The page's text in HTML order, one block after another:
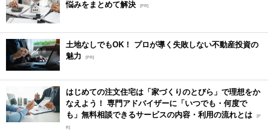
悩みをまとめて解決 [PR]
土地なしでもOK！ プロが導く失敗しない不動産投資の
魅力
[PR]
はじめての注文住宅は「家づくりのとびら」で理想をか
なえよう！ 専門アドバイザーに「いつでも・何度で
も」無料相談できるサービスの内容・利用の流れとは [P
R]